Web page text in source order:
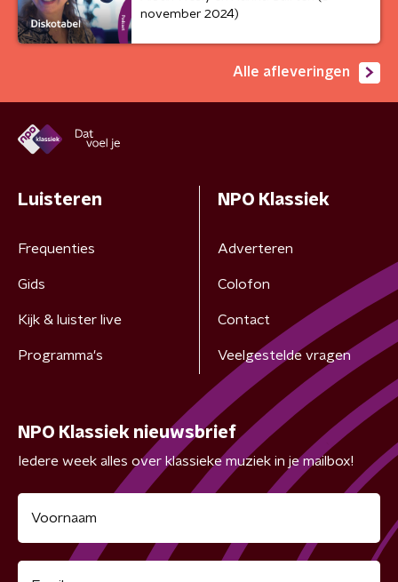
november 2024)
Alle afleveringen
Luisteren
Frequenties
Gids
Kijk & luister live
Programma's
NPO Klassiek
Adverteren
Colofon
Contact
Veelgestelde vragen
NPO Klassiek nieuwsbrief
Iedere week alles over klassieke muziek in je mailbox!